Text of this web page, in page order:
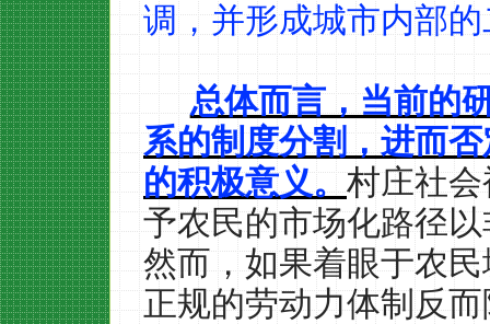
调，并形成城市内部
总体而言，当前的
系的制度分割，进而
的积极意义。村庄社
予农民的市场化路径
然而，如果着眼于农
正规的劳动力体制反